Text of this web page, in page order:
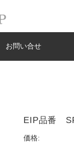
お問い合せ
EIP品番
価格: